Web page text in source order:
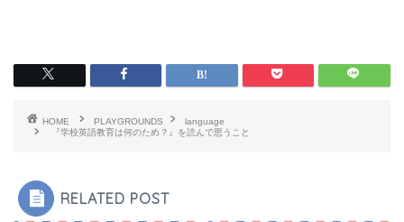
HOME PLAYGROUNDS
language
『学校英語教育は何のため？』を読んで思うこと
RELATED POST